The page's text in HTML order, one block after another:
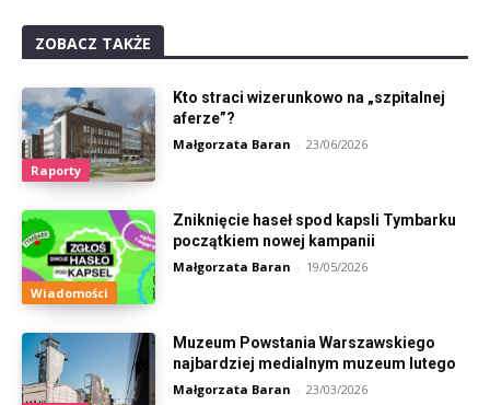
ZOBACZ TAKŻE
Raporty
Kto straci wizerunkowo na „szpitalnej
aferze”?
Małgorzata Baran - 23/06/2026
Wiadomości
Zniknięcie haseł spod kapsli Tymbarku
początkiem nowej kampanii
Małgorzata Baran - 19/05/2026
Muzeum Powstania Warszawskiego
najbardziej medialnym muzeum lutego
Małgorzata Baran - 23/03/2026